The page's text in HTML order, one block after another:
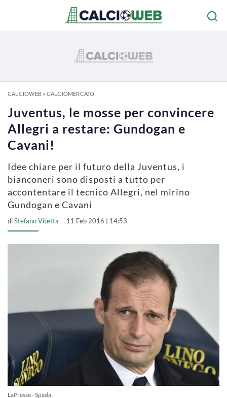
CALCIOWEB» CALCIOMERCATO
Juventus, le mosse per convincere
Allegri a restare: Gundogan e
Cavani!
Idee chiare per il futuro della Juventus, i
bianconeri sono disposti a tutto per
accontentare il tecnico Allegri, nel mirino
Gundogan e Cavani
diStefano Vitetta 11 Feb 2016 | 14:53
LaPresse - Spada